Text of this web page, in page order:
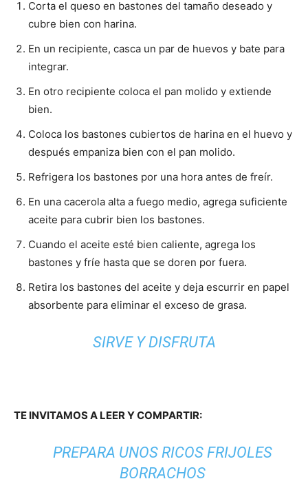
Corta el queso en bastones del tamaño deseado y
cubre bien con harina.
En un recipiente, casca un par de huevos y bate para
integrar.
En otro recipiente coloca el pan molido y extiende
bien.
Coloca los bastones cubiertos de harina en el huevo y
después empaniza bien con el pan molido.
Refrigera los bastones por una hora antes de freír.
En una cacerola alta a fuego medio, agrega suficiente
aceite para cubrir bien los bastones.
Cuando el aceite esté bien caliente, agrega los
bastones y fríe hasta que se doren por fuera.
Retira los bastones del aceite y deja escurrir en papel
absorbente para eliminar el exceso de grasa.
SIRVE Y DISFRUTA
TE INVITAMOS A LEER Y COMPARTIR:
PREPARA UNOS RICOS FRIJOLES
BORRACHOS